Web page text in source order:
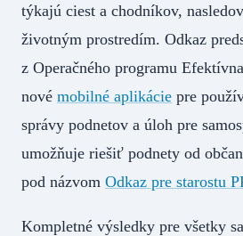
týkajú ciest a chodníkov,
životným prostredím. Odkaz
z Operačného programu
nové mobilné aplikácie pre
správy podnetov a úloh pre
umožňuje riešiť podnety od
pod názvom Odkaz pre starostu
Kompletné výsledky pre všetky